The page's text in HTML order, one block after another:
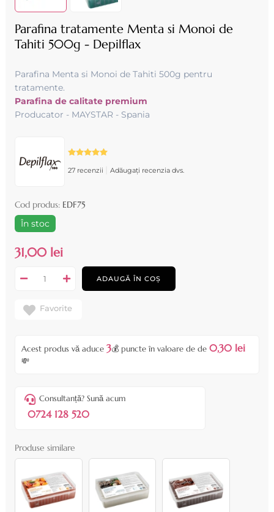
Parafina tratamente Menta si Monoi de
Tahiti 500g - Depilflax
Parafina Menta si Monoi de Tahiti 500g pentru
tratamente.
Parafina de calitate premium
Producator - MAYSTAR - Spania
27 recenzii Adăugați recenzia dvs.
Cod produs: EDF75
În stoc
31,00 lei
ADAUGĂ ÎN COȘ
Favorite
Acest produs vă aduce 3💰 puncte în valoare de de 0,30 lei
💸
Consultanță? Sună acum
0724 128 520
Produse similare